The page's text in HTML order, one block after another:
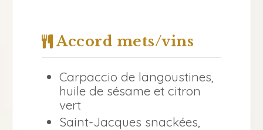
Accord mets/vins
Carpaccio de langoustines,
huile de sésame et citron
vert
Saint-Jacques snackées,